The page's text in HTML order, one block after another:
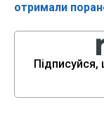
отримали